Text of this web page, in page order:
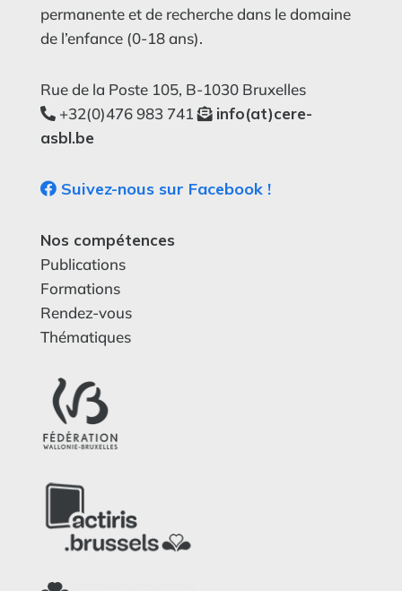
permanente et de recherche dans le domaine
de l’enfance (0-18 ans).
Rue de la Poste 105, B-1030 Bruxelles
+32(0)476 983 741
info(at)cere-
asbl.be
Suivez-nous sur Facebook !
Nos compétences
Publications
Formations
Rendez-vous
Thématiques